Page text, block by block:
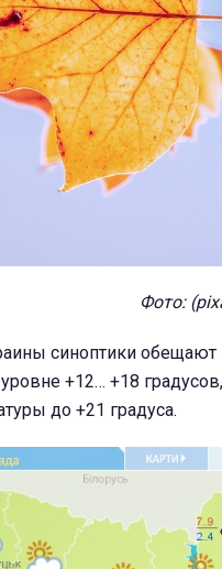
Фото:
синоптики обещают
+12… +18
до +21 градуса.